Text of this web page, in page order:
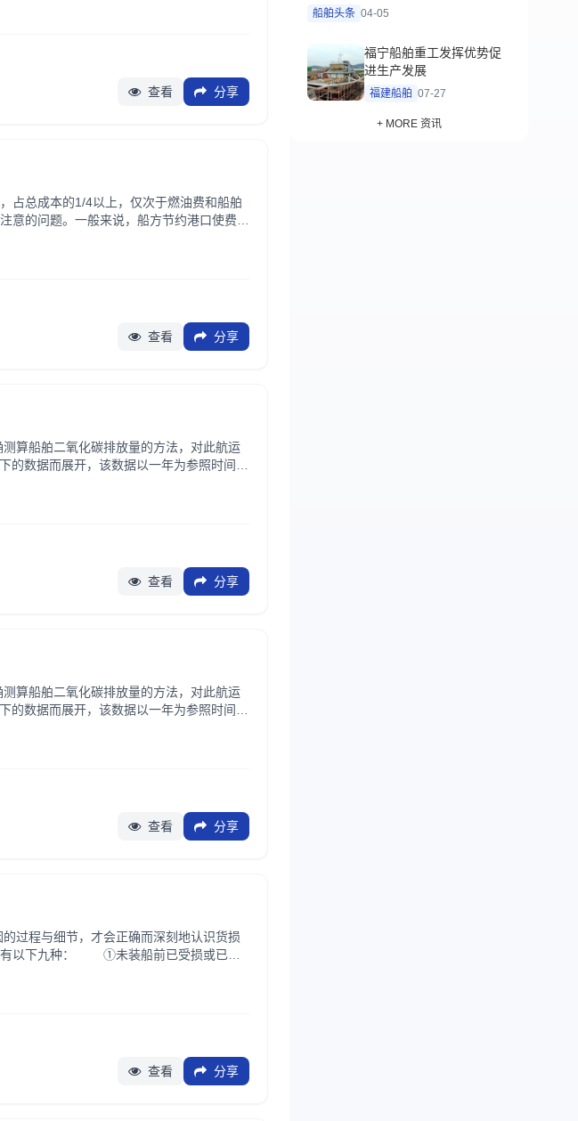
查看 分享
占总成本的1/4以上，仅次于燃油费和船舶
意的问题。一般来说，船方节约港口使费的
查看 分享
算船舶二氧化碳排放量的方法，对此航运
数据而展开，该数据以一年为参照时间，
查看 分享
算船舶二氧化碳排放量的方法，对此航运
数据而展开，该数据以一年为参照时间，
查看 分享
程与细节，才会正确而深刻地认识货损
有以下九种： ①未装船前已受损或已存
查看 分享
船舶头条 04-05
福宁船舶重工发挥优势促
进生产发展
福建船舶 07-27
+ MORE 资讯